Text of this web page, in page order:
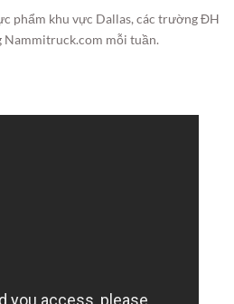
phẩm khu vực Dallas, các trường ĐH
mỗi tuần.